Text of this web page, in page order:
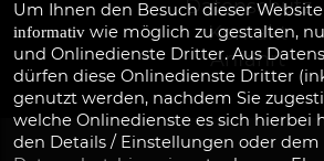
Datenschutz
Kontakt
Anfahrt
Um Ihnen den Besuch dieser
informativwie möglich zu gestalten,
und Onlinedienste Dritter. Aus
dürfen diese Onlinedienste Dritter
genutzt werden, nachdem Sie
welche Onlinedienste es sich hierbei
den Details / Einstellungen oder dem